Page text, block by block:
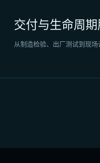
交付与生命周
从制造检验、出厂测试到现